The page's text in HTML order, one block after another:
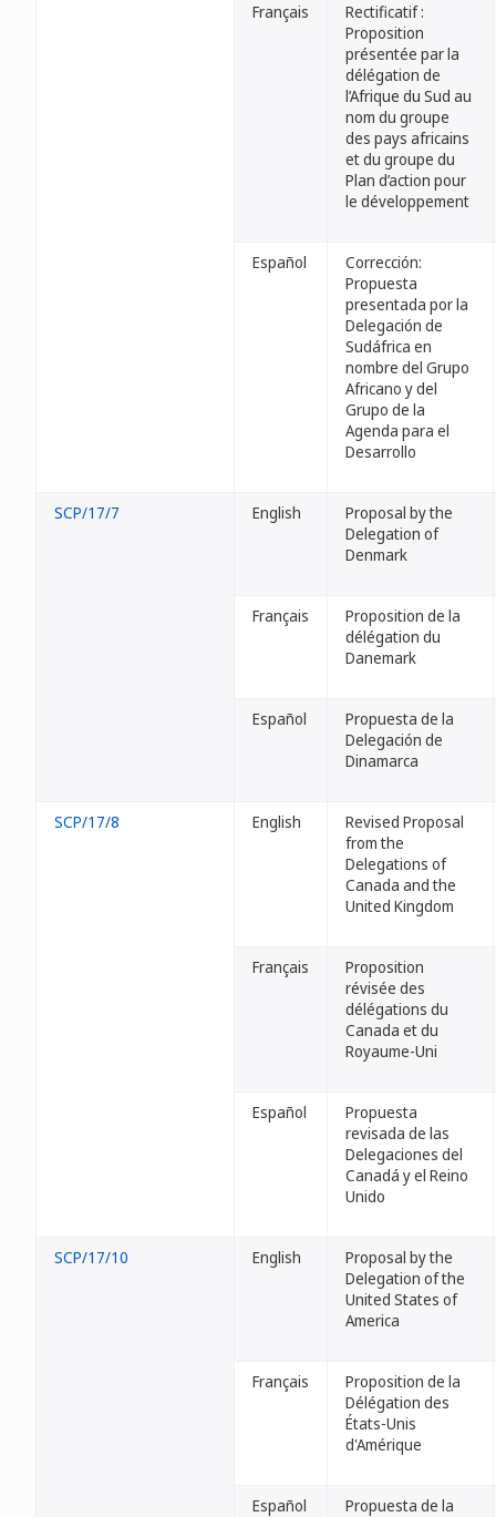
Français
Rectificatif :
Proposition
présentée par la
délégation de
l’Afrique du Sud au
nom du groupe
des pays africains
et du groupe du
Plan d’action pour
le développement
Español
Corrección:
Propuesta
presentada por la
Delegación de
Sudáfrica en
nombre del Grupo
Africano y del
Grupo de la
Agenda para el
Desarrollo
SCP/17/7 English
Proposal by the
Delegation of
Denmark
Français
Proposition de la
délégation du
Danemark
Español
Propuesta de la
Delegación de
Dinamarca
SCP/17/8 English
Revised Proposal
from the
Delegations of
Canada and the
United Kingdom
Français
Proposition
révisée des
délégations du
Canada et du
Royaume-Uni
Español
Propuesta
revisada de las
Delegaciones del
Canadá y el Reino
Unido
SCP/17/10 English
Proposal by the
Delegation of the
United States of
America
Français
Proposition de la
Délégation des
États-Unis
d'Amérique
Español
Propuesta de la